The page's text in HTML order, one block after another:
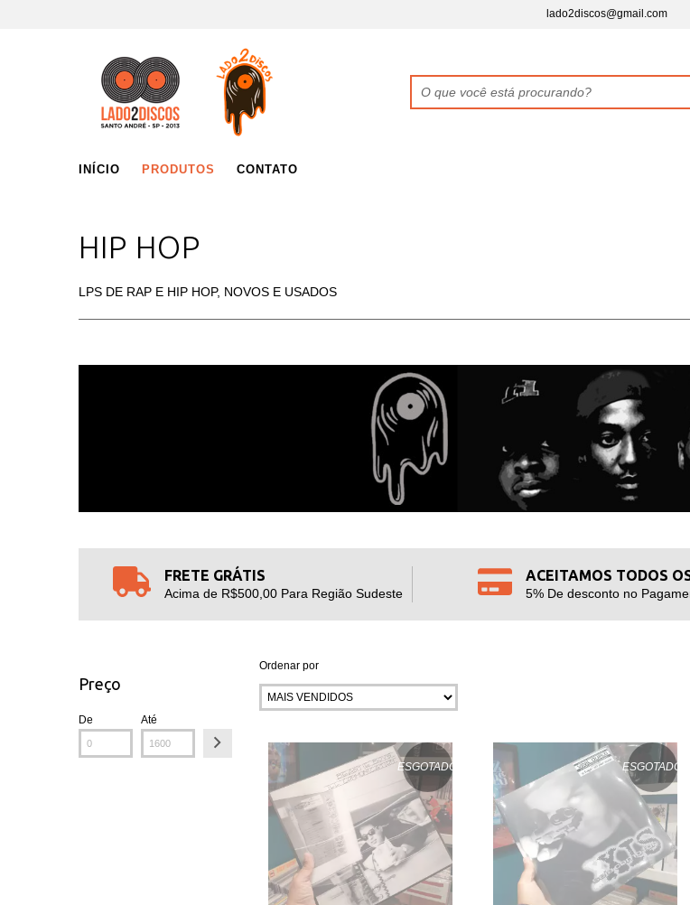
lado2discos@gmail.com
INÍCIO PRODUTOS CONTATO
HIP HOP
LPS DE RAP E HIP HOP, NOVOS E USADOS
FRETE GRÁTIS
Acima de R$500,00 Para Região Sudeste
ACEITAMOS TODOS
5% De desconto no
Preço
De Até
Ordenar por
ESGOTADO ESGOTADO